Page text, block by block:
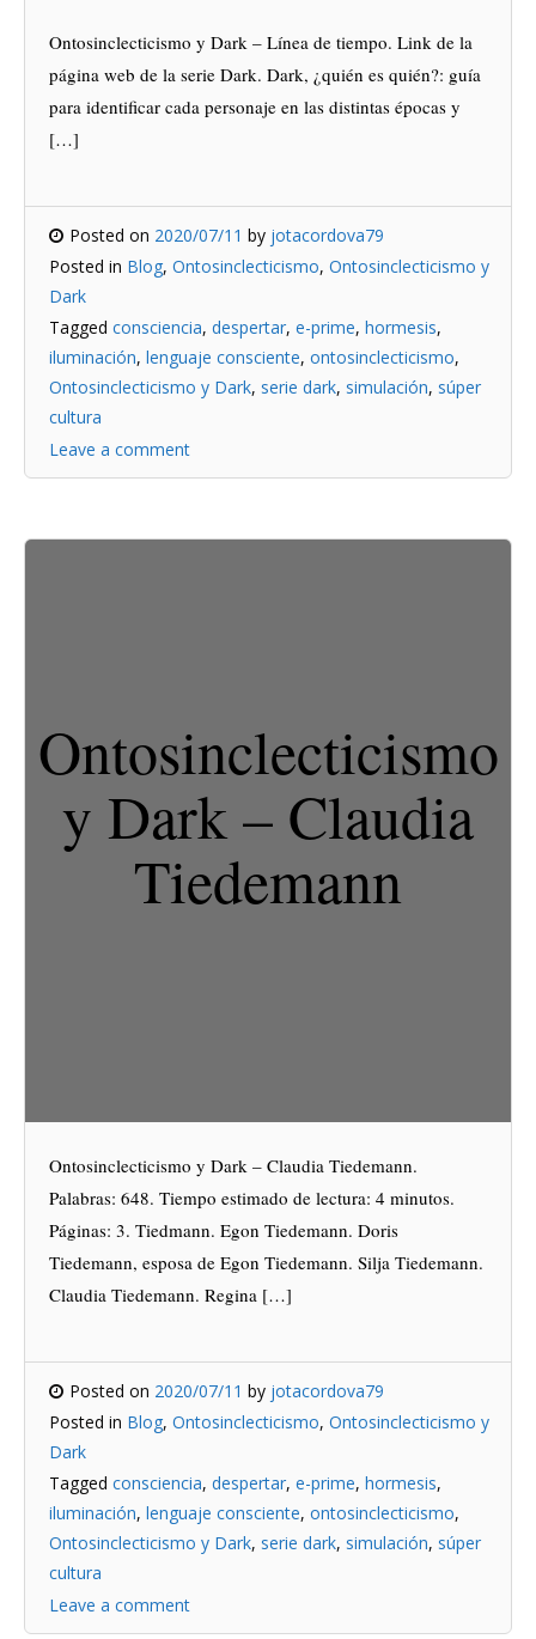
Ontosinclecticismo y Dark – Línea de tiempo. Link de la
página web de la serie Dark. Dark, ¿quién es quién?: guía
para identificar cada personaje en las distintas épocas y
[…]
Posted on 2020/07/11 by jotacordova79
Posted in Blog, Ontosinclecticismo, Ontosinclecticismo y
Dark
Tagged consciencia, despertar, e-prime, hormesis,
iluminación, lenguaje consciente, ontosinclecticismo,
Ontosinclecticismo y Dark, serie dark, simulación, súper
cultura
Leave a comment
Ontosinclecticismo
y Dark – Claudia
Tiedemann
Ontosinclecticismo y Dark – Claudia Tiedemann.
Palabras: 648. Tiempo estimado de lectura: 4 minutos.
Páginas: 3. Tiedmann. Egon Tiedemann. Doris
Tiedemann, esposa de Egon Tiedemann. Silja Tiedemann.
Claudia Tiedemann. Regina […]
Posted on 2020/07/11 by jotacordova79
Posted in Blog, Ontosinclecticismo, Ontosinclecticismo y
Dark
Tagged consciencia, despertar, e-prime, hormesis,
iluminación, lenguaje consciente, ontosinclecticismo,
Ontosinclecticismo y Dark, serie dark, simulación, súper
cultura
Leave a comment